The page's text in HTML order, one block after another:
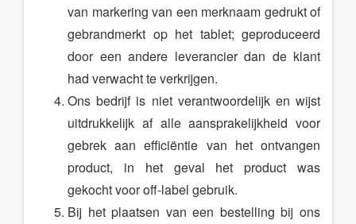
van markering van een merknaam gedrukt of
gebrandmerkt op het tablet; geproduceerd
door een andere leverancier dan de klant
had verwacht te verkrijgen.
Ons bedrijf is niet verantwoordelijk en wijst
uitdrukkelijk af alle aansprakelijkheid voor
gebrek aan efficiëntie van het ontvangen
product, in het geval het product was
gekocht voor off-label gebruik.
Bij het plaatsen van een bestelling bij ons